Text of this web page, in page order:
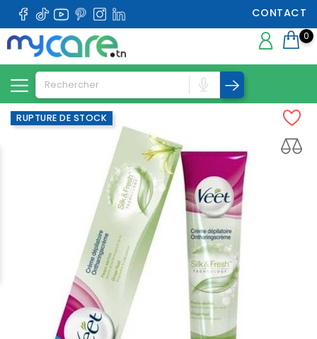
CONTACT
0
RUPTURE DE STOCK